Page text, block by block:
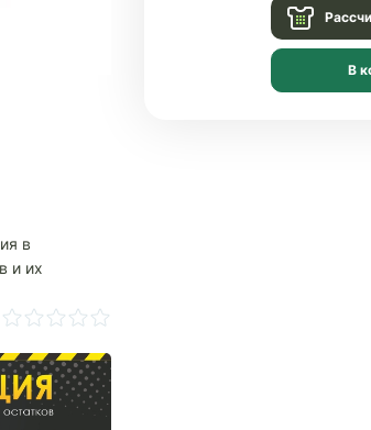
в
и их
В